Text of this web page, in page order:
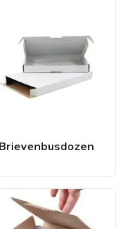
Brievenbusdozen